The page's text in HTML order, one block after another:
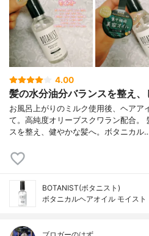
4.00
髪の水分油分バランスを整え、
お風呂上がりのミルク使用後、ヘアア
て。高純度オリーブスクワラン配合。
スを整え、健やかな髪へ。ボタニカル
BOTANIST(ボタニスト)
ボタニカルヘアオイル モイスト